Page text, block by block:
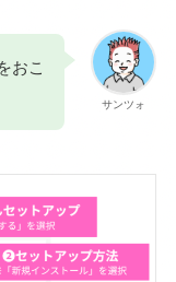
サンツォ
おこ